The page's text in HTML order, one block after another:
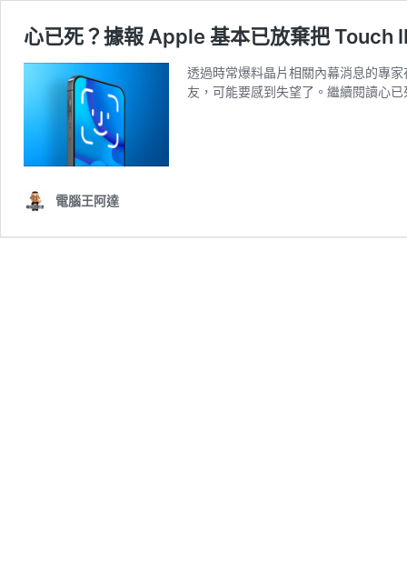
心已死？據報 Apple 基本已放棄把 Touch
透過時常爆料晶片相關內幕消息的專
友，可能要感到失望了。繼續閱讀心
電腦王阿達